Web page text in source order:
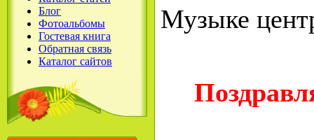
Блог
Фотоальбомы
Гостевая книга
Обратная связь
Каталог сайтов
Музыке